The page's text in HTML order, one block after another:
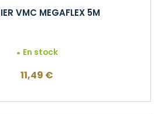
VMC MEGAFLEX 5M
En stock
11,49 €